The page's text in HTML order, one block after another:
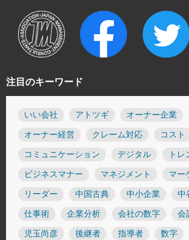
注目のキーワード
いい会社 アトツギ オーナー企業
オーナー経営 クレーム対応 コスト
コミュニケーション デジタル トレ
ビジネスマナー マネジメント マー
リーダー 中国古典 中小企業 中
仕事術 企業分析 会社の数字 会
児玉尚彦 後継者 指導者 数字